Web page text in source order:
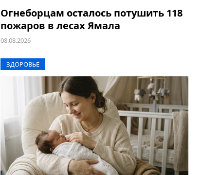
Огнеборцам осталось потушить 118
пожаров в лесах Ямала
08.08.2026
ЗДОРОВЬЕ